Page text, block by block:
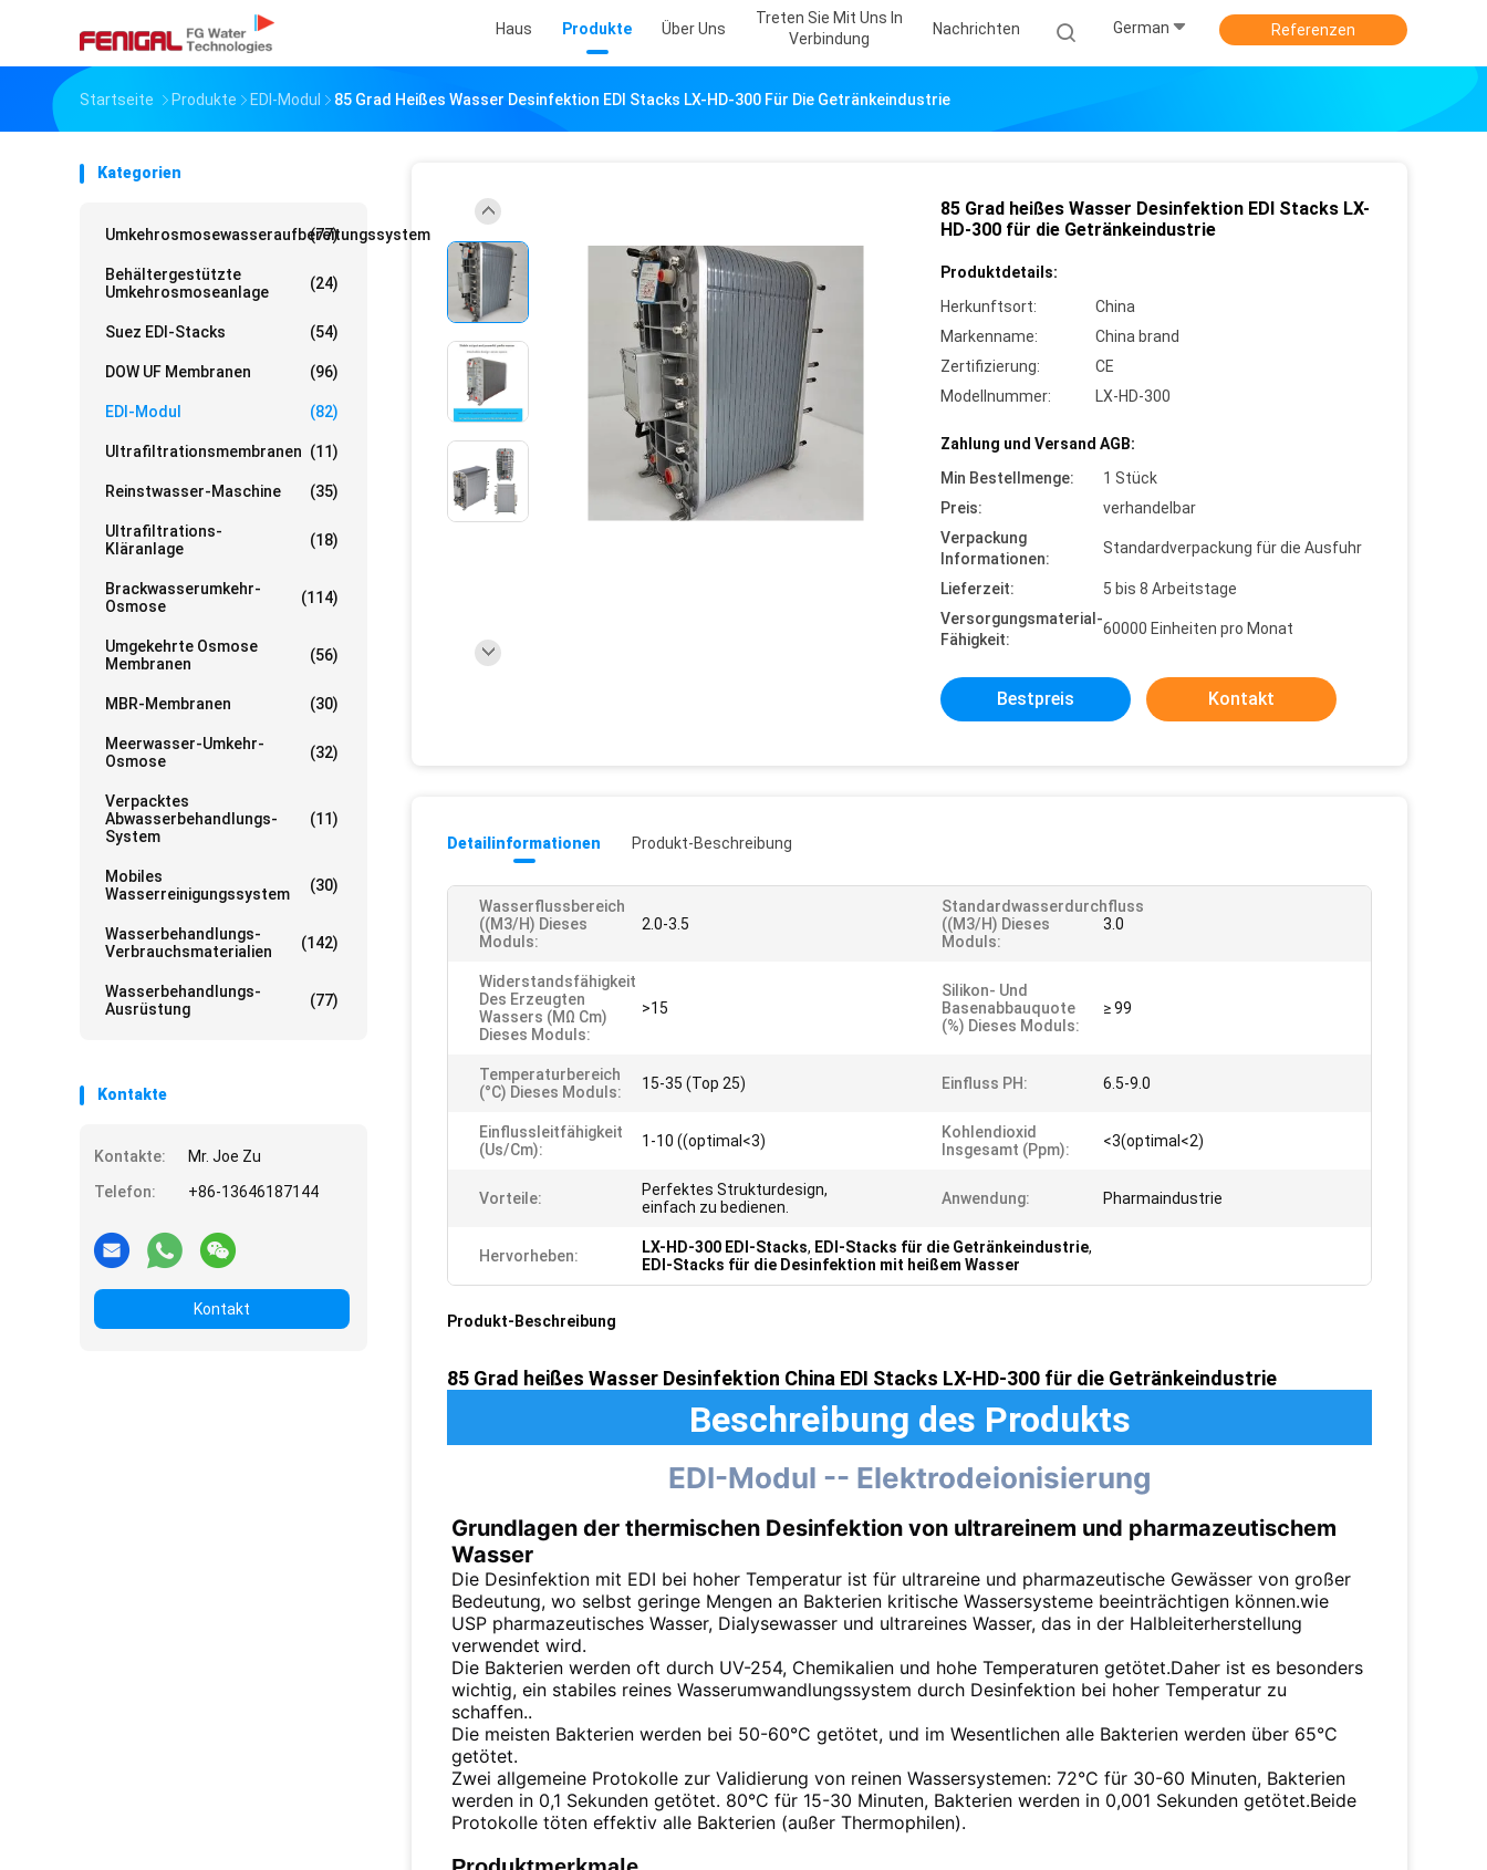
Haus Produkte Über Uns
Treten Sie Mit Uns In
Verbindung
Nachrichten German Referenzen
Startseite Produkte EDI-Modul 85 Grad Heißes Wasser Desinfektion EDI Stacks LX-HD-300 Für Die Getränkeindustrie
Kategorien
Umkehrosmosewasseraufbereitungssystem
(77)
Behältergestützte
Umkehrosmoseanlage
(24)
Suez EDI-Stacks (54)
DOW UF Membranen (96)
EDI-Modul (82)
Ultrafiltrationsmembranen (11)
Reinstwasser-Maschine (35)
Ultrafiltrations-
Kläranlage
(18)
Brackwasserumkehr-
Osmose
(114)
Umgekehrte Osmose
Membranen
(56)
MBR-Membranen (30)
Meerwasser-Umkehr-
Osmose
(32)
Verpacktes
Abwasserbehandlungs-
System
(11)
Mobiles
Wasserreinigungssystem
(30)
Wasserbehandlungs-
Verbrauchsmaterialien
(142)
Wasserbehandlungs-
Ausrüstung
(77)
Kontakte
Kontakte:
Mr. Joe Zu
Telefon:
+86-13646187144
Kontakt
85 Grad heißes Wasser Desinfektion EDI Stacks LX-
HD-300 für die Getränkeindustrie
Produktdetails:
Herkunftsort:
China
Markenname:
China brand
Zertifizierung:
CE
Modellnummer:
LX-HD-300
Zahlung und Versand AGB:
Min Bestellmenge:
1 Stück
Preis:
verhandelbar
Verpackung
Informationen:
Standardverpackung für die Ausfuhr
Lieferzeit:
5 bis 8 Arbeitstage
Versorgungsmaterial-
Fähigkeit:
60000 Einheiten pro Monat
Bestpreis Kontakt
Detailinformationen Produkt-Beschreibung
Wasserflussbereich
((m3/h) Dieses
Moduls:
2.0-3.5
Standardwasserdurchfluss
((m3/h) Dieses
Moduls:
3.0
Widerstandsfähigkeit
Des Erzeugten
Wassers (MΩ Cm)
Dieses Moduls:
>15
Silikon- Und
Basenabbauquote
(%) Dieses Moduls:
≥ 99
Temperaturbereich
(°C) Dieses Moduls:
15-35 (Top 25) Einfluss PH: 6.5-9.0
Einflussleitfähigkeit
(us/cm):
1-10 ((optimal<3)
Kohlendioxid
Insgesamt (ppm):
<3(optimal<2)
Vorteile:
Perfektes Strukturdesign,
einfach zu bedienen.
Anwendung: Pharmaindustrie
Hervorheben: LX-HD-300 EDI-Stacks, EDI-Stacks für die Getränkeindustrie,
EDI-Stacks für die Desinfektion mit heißem Wasser
Produkt-Beschreibung
85 Grad heißes Wasser Desinfektion China EDI Stacks LX-HD-300 für die Getränkeindustrie
Beschreibung des Produkts
EDI-Modul -- Elektrodeionisierung
Grundlagen der thermischen Desinfektion von ultrareinem und pharmazeutischem
Wasser
Die Desinfektion mit EDI bei hoher Temperatur ist für ultrareine und pharmazeutische Gewässer von großer
Bedeutung, wo selbst geringe Mengen an Bakterien kritische Wassersysteme beeinträchtigen können.wie
USP pharmazeutisches Wasser, Dialysewasser und ultrareines Wasser, das in der Halbleiterherstellung
verwendet wird.
Die Bakterien werden oft durch UV-254, Chemikalien und hohe Temperaturen getötet.Daher ist es besonders
wichtig, ein stabiles reines Wasserumwandlungssystem durch Desinfektion bei hoher Temperatur zu
schaffen..
Die meisten Bakterien werden bei 50-60°C getötet, und im Wesentlichen alle Bakterien werden über 65°C
getötet.
Zwei allgemeine Protokolle zur Validierung von reinen Wassersystemen: 72°C für 30-60 Minuten, Bakterien
werden in 0,1 Sekunden getötet. 80°C für 15-30 Minuten, Bakterien werden in 0,001 Sekunden getötet.Beide
Protokolle töten effektiv alle Bakterien (außer Thermophilen).